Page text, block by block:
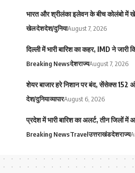
भारत और श्रीलंका इलेवन के बीच कोलंबो में
खेलदेशदेश/दुनियाAugust 7, 2026
दिल्ली में भारी बारिश का कहर, IMD ने जारी
Breaking Newsदेशराज्यAugust 7, 2026
शेयर बाजार हरे निशान पर बंद, सेंसेक्स 152
देश/दुनियाव्यापारAugust 6, 2026
प्रदेश में भारी बारिश का अलर्ट, तीन जिलों
Breaking NewsTravelउत्तराखंडदेशराज्य